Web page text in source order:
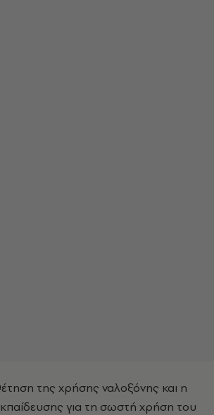
της χρήσης ναλοξόνης και η
για τη σωστή χρήση του